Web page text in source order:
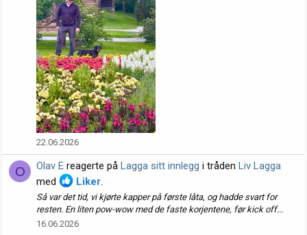
22.06.2026
O Olav E reagerte på Lagga sitt innlegg i tråden Liv Lagga
med
Liker.
Så var det tid, vi kjørte kapper på første låta, og hadde svart for
resten. En liten pow-wow med de faste korjentene, før kick off...
16.06.2026